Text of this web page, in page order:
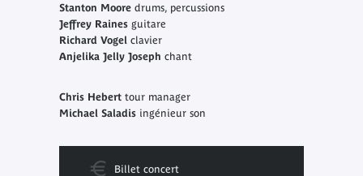
Stanton Moore drums, percussions
Jeffrey Raines guitare
Richard Vogel clavier
Anjelika Jelly Joseph chant
Chris Heberttour manager
Michael Saladis ingénieur son
Billet concert